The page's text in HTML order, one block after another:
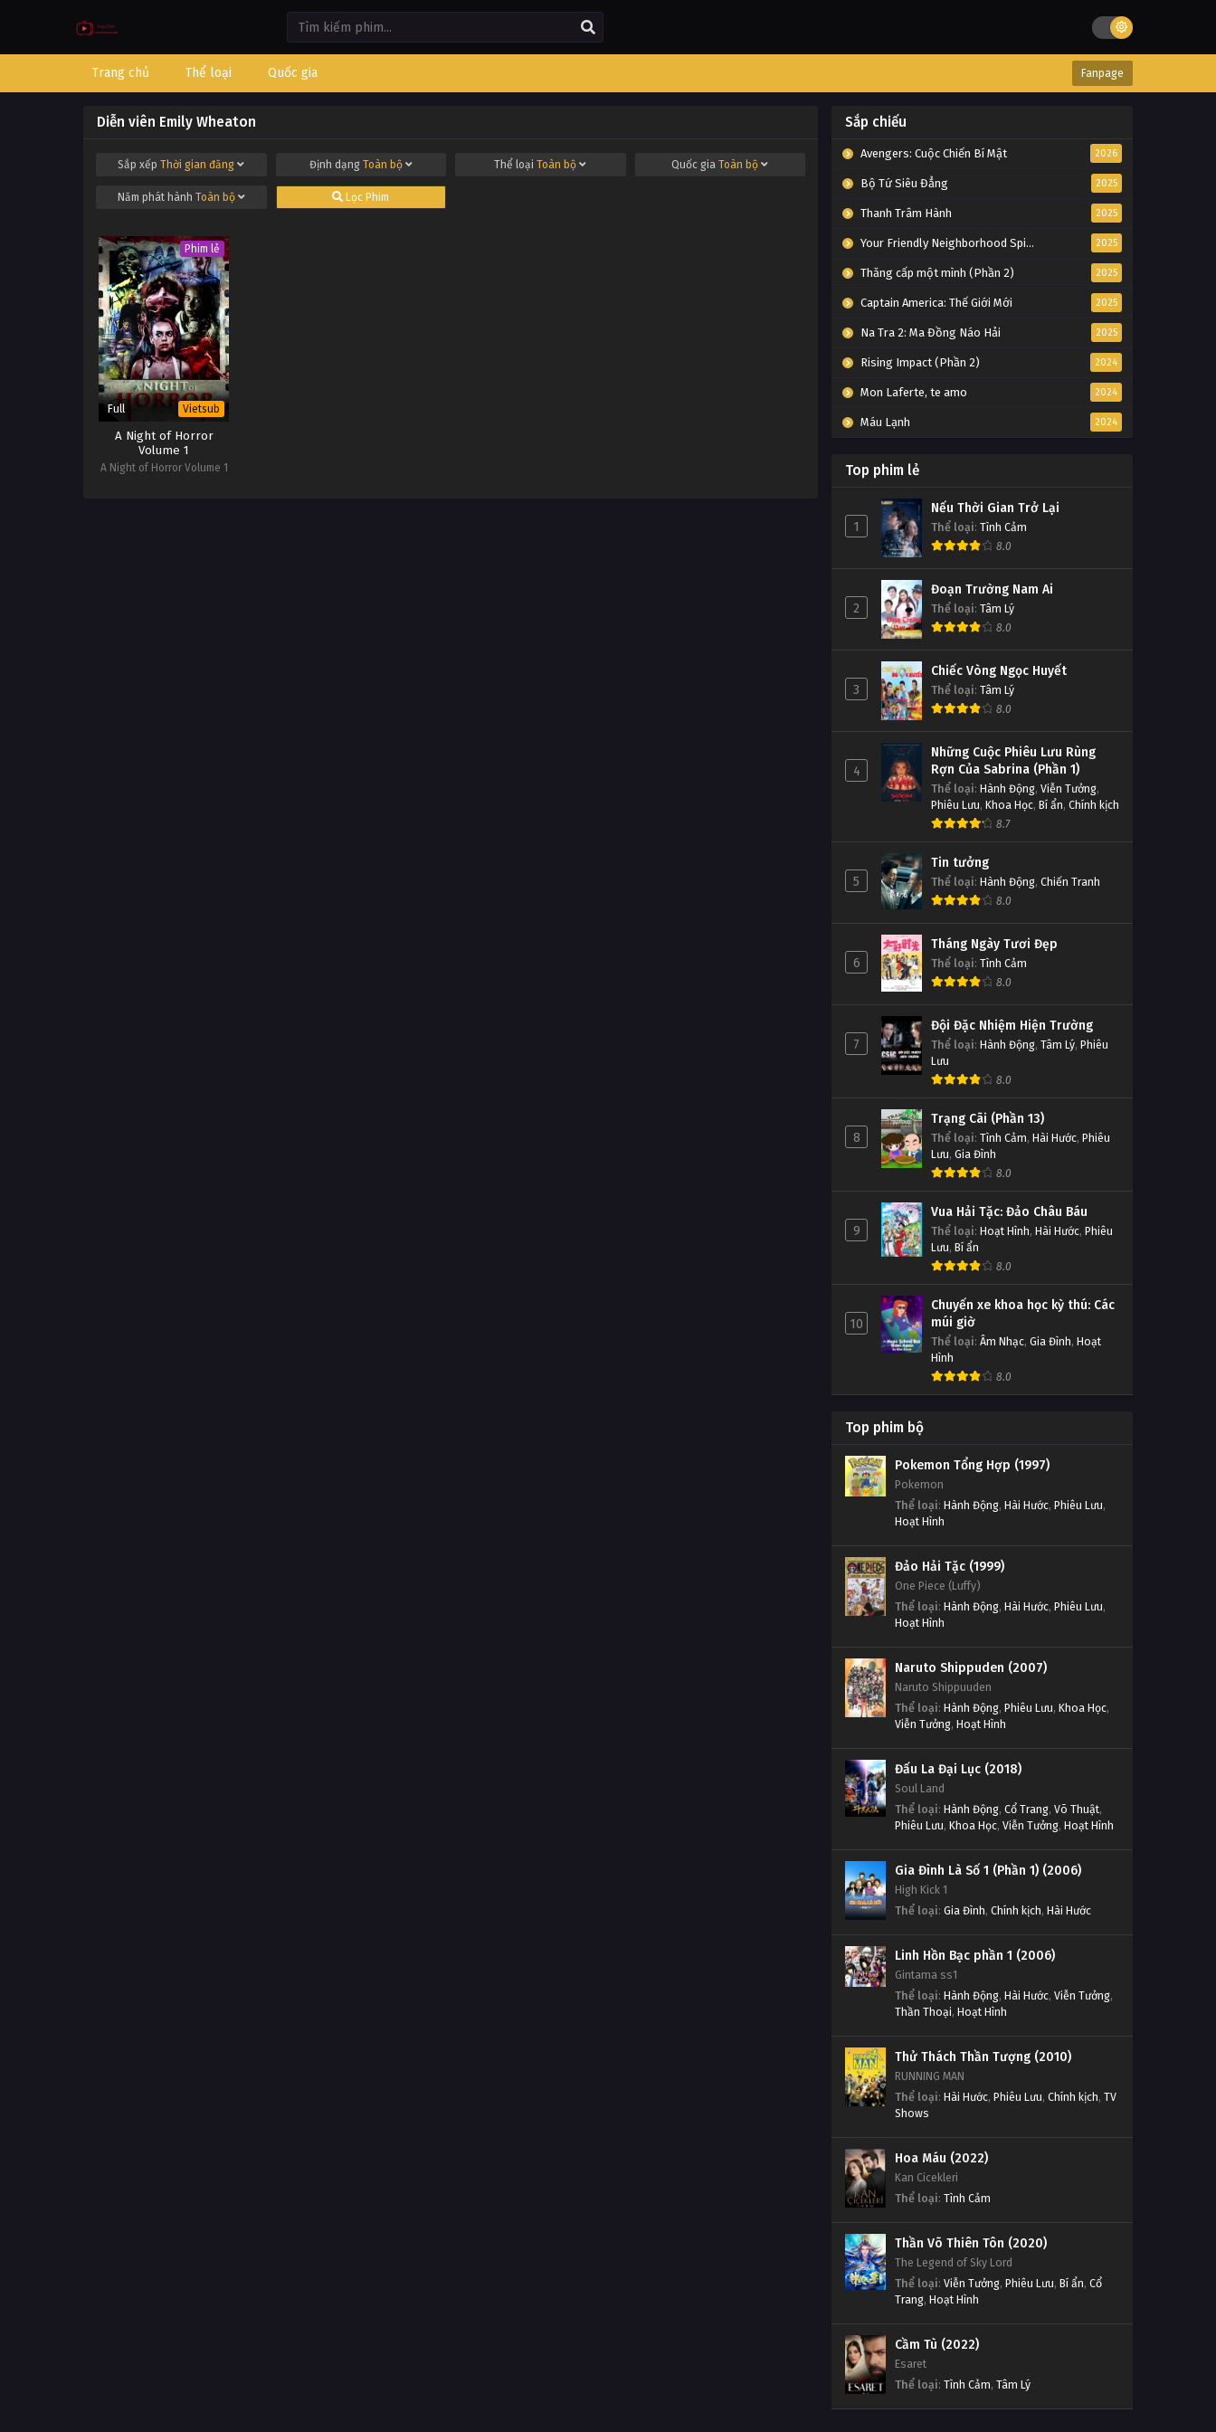
Trang chủ Thể loại Quốc gia Fanpage
Diễn viên Emily Wheaton
Sắp xếpThời gian đăng Định dạng Toàn bộ Thể loạiToàn bộ Quốc giaToàn bộ
Năm phát hành Toàn bộ Lọc Phim
Phim lẻ
Full Vietsub
A Night of Horror
Volume 1
A Night of Horror Volume 1
Sắp chiếu
Avengers: Cuộc Chiến Bí Mật 2026
Bộ Tứ Siêu Đẳng 2025
Thanh Trâm Hành 2025
Your Friendly Neighborhood Spider-Man 2025
Thăng cấp một mình (Phần 2) 2025
Captain America: Thế Giới Mới 2025
Na Tra 2: Ma Đồng Náo Hải 2025
Rising Impact (Phần 2) 2024
Mon Laferte, te amo 2024
Máu Lạnh 2024
Top phim lẻ
1
Nếu Thời Gian Trở Lại
Thể loại: Tình Cảm
8.0
2
Đoạn Trường Nam Ai
Thể loại: Tâm Lý
8.0
3
Chiếc Vòng Ngọc Huyết
Thể loại: Tâm Lý
8.0
4
Những Cuộc Phiêu Lưu Rùng
Rợn Của Sabrina (Phần 1)
Thể loại: Hành Động, Viễn Tưởng,
Phiêu Lưu, Khoa Học, Bí ẩn, Chính kịch
8.7
5
Tin tưởng
Thể loại: Hành Động, Chiến Tranh
8.0
6
Tháng Ngày Tươi Đẹp
Thể loại: Tình Cảm
8.0
7
Đội Đặc Nhiệm Hiện Trường
Thể loại: Hành Động, Tâm Lý, Phiêu
Lưu
8.0
8
Trạng Cãi (Phần 13)
Thể loại: Tình Cảm, Hài Hước, Phiêu
Lưu, Gia Đình
8.0
9
Vua Hải Tặc: Đảo Châu Báu
Thể loại: Hoạt Hình, Hài Hước, Phiêu
Lưu, Bí ẩn
8.0
10
Chuyến xe khoa học kỳ thú: Các
múi giờ
Thể loại: Âm Nhạc, Gia Đình, Hoạt
Hình
8.0
Top phim bộ
Pokemon Tổng Hợp (1997)
Pokemon
Thể loại: Hành Động, Hài Hước, Phiêu Lưu,
Hoạt Hình
Đảo Hải Tặc (1999)
One Piece (Luffy)
Thể loại: Hành Động, Hài Hước, Phiêu Lưu,
Hoạt Hình
Naruto Shippuden (2007)
Naruto Shippuuden
Thể loại: Hành Động, Phiêu Lưu, Khoa Học,
Viễn Tưởng, Hoạt Hình
Đấu La Đại Lục (2018)
Soul Land
Thể loại: Hành Động, Cổ Trang, Võ Thuật,
Phiêu Lưu, Khoa Học, Viễn Tưởng, Hoạt Hình
Gia Đình Là Số 1 (Phần 1) (2006)
High Kick 1
Thể loại: Gia Đình, Chính kịch, Hài Hước
Linh Hồn Bạc phần 1 (2006)
Gintama ss1
Thể loại: Hành Động, Hài Hước, Viễn Tưởng,
Thần Thoại, Hoạt Hình
Thử Thách Thần Tượng (2010)
RUNNING MAN
Thể loại: Hài Hước, Phiêu Lưu, Chính kịch, TV
Shows
Hoa Máu (2022)
Kan Cicekleri
Thể loại: Tình Cảm
Thần Võ Thiên Tôn (2020)
The Legend of Sky Lord
Thể loại: Viễn Tưởng, Phiêu Lưu, Bí ẩn, Cổ
Trang, Hoạt Hình
Cầm Tù (2022)
Esaret
Thể loại: Tình Cảm, Tâm Lý